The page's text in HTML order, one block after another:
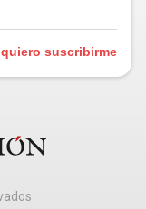
suscribirme